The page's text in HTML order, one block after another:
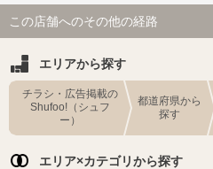
この店舗へのその他の経路
エリアから探す
チラシ・広告掲載の
Shufoo!（シュフ
ー）
都道府県から
探す
エリア×カテゴリから探す